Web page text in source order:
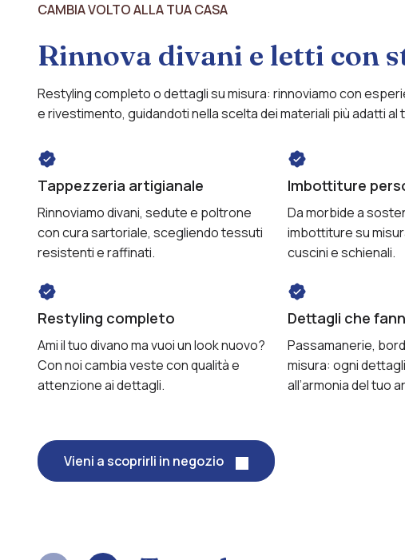
CAMBIA VOLTO ALLA TUA CASA
Rinnova divani e letti con
Restyling completo o dettagli su misura: rinnoviamo con
e rivestimento, guidandoti nella scelta dei materiali più adatti al
Tappezzeria artigianale
Rinnoviamo divani, sedute e poltrone
con cura sartoriale, scegliendo tessuti
resistenti e raffinati.
Imbottiture
Da morbide a
imbottiture su
cuscini e schienali.
Restyling completo
Ami il tuo divano ma vuoi un look nuovo?
Con noi cambia veste con qualità e
attenzione ai dettagli.
Dettagli che
Passamanerie,
misura: ogni
all’armonia del tuo
Vieni a scoprirli in negozio
precedente